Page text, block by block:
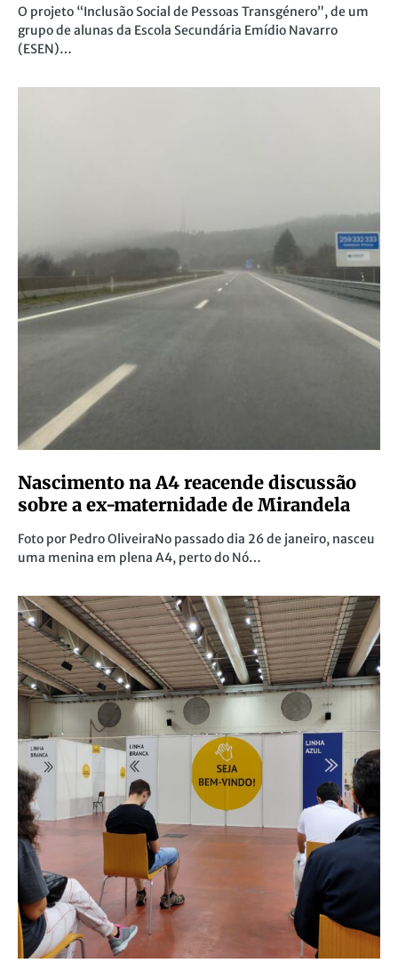
O projeto “Inclusão Social de Pessoas Transgénero”, de um
grupo de alunas da Escola Secundária Emídio Navarro
(ESEN)…
Nascimento na A4 reacende discussão
sobre a ex-maternidade de Mirandela
Foto por Pedro OliveiraNo passado dia 26 de janeiro, nasceu
uma menina em plena A4, perto do Nó…